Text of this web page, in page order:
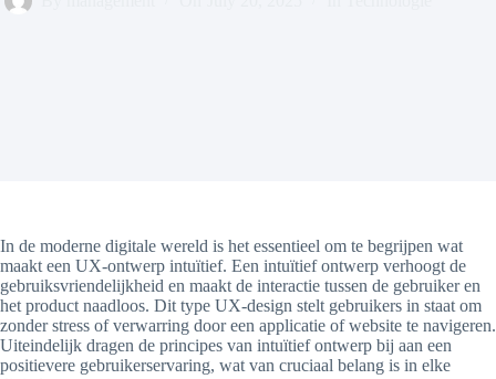
In de moderne digitale wereld is het essentieel om te begrijpen wat
maakt een UX-ontwerp intuïtief. Een intuïtief ontwerp verhoogt de
gebruiksvriendelijkheid en maakt de interactie tussen de gebruiker en
het product naadloos. Dit type UX-design stelt gebruikers in staat om
zonder stress of verwarring door een applicatie of website te navigeren.
Uiteindelijk dragen de principes van intuïtief ontwerp bij aan een
positievere gebruikerservaring, wat van cruciaal belang is in elke